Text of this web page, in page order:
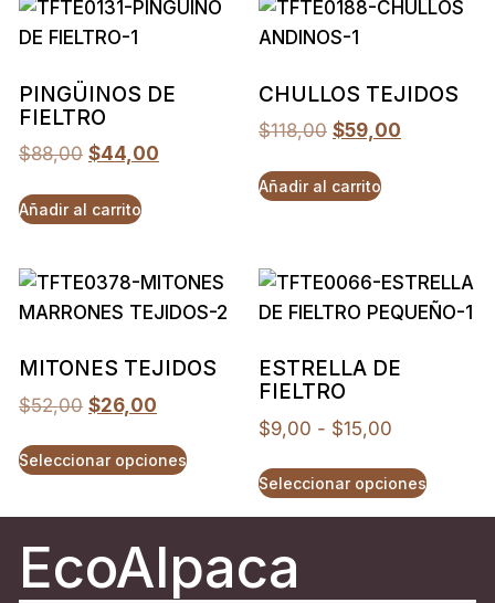
PINGÜINOS DE
FIELTRO
$88,00 $44,00
Añadir al carrito
CHULLOS TEJIDOS
$118,00 $59,00
Añadir al carrito
MITONES TEJIDOS
$52,00 $26,00
Seleccionar opciones
ESTRELLA DE
FIELTRO
$9,00 - $15,00
Seleccionar opciones
EcoAlpaca